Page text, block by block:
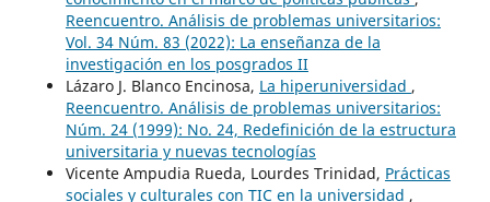
Reencuentro. Análisis de problemas universitarios:
Vol. 34 Núm. 83 (2022): La enseñanza de la
investigación en los posgrados II
Lázaro J. Blanco Encinosa, La hiperuniversidad ,
Reencuentro. Análisis de problemas universitarios:
Núm. 24 (1999): No. 24, Redefinición de la estructura
universitaria y nuevas tecnologías
Vicente Ampudia Rueda, Lourdes Trinidad, Prácticas
sociales y culturales con TIC en la universidad ,